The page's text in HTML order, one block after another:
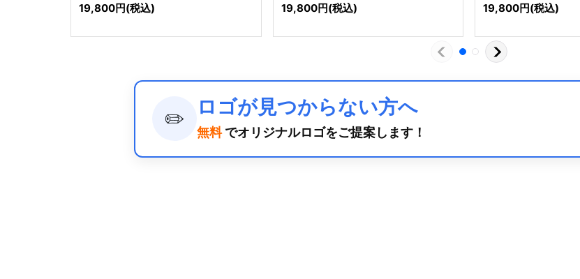
19,800円(税込) 19,800円(税込) 19,800円(税込)
✏️
ロゴが見つからない方へ
無料 でオリジナルロゴをご提案します！